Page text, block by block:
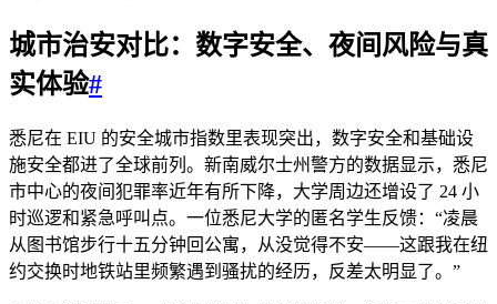
城市治安对比：数字安全、夜间风险与真
实体验#
悉尼在 EIU 的安全城市指数里表现突出，数字安全和基础设
施安全都进了全球前列。新南威尔士州警方的数据显示，悉尼
市中心的夜间犯罪率近年有所下降，大学周边还增设了 24 小
时巡逻和紧急呼叫点。一位悉尼大学的匿名学生反馈：“凌晨
从图书馆步行十五分钟回公寓，从没觉得不安——这跟我在纽
约交换时地铁站里频繁遇到骚扰的经历，反差太明显了。”